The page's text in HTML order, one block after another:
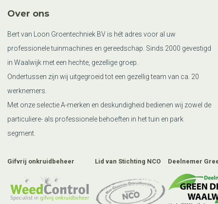
Over ons
Bert van Loon Groentechniek BV is hét adres voor al uw
professionele tuinmachines en gereedschap. Sinds 2000 gevestigd
in Waalwijk met een hechte, gezellige groep.
Ondertussen zijn wij uitgegroeid tot een gezellig team van ca. 20
werknemers.
Met onze selectie A-merken en deskundigheid bedienen wij zowel de
particuliere- als professionele behoeften in het tuin en park
segment.
Gifvrij onkruidbeheer Lid van Stichting NCO Deelnemer